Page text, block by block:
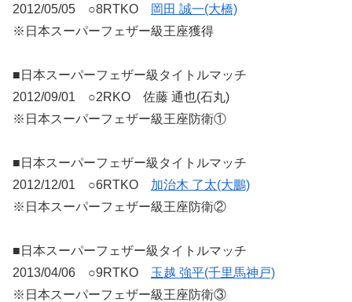
2012/05/05 ○8RTKO
岡田 誠一(大橋)
※日本スーパーフェザー級王座獲得
■日本スーパーフェザー級タイトルマッチ
2012/09/01 ○2RKO 佐藤 通也(石丸)
※日本スーパーフェザー級王座防衛①
■日本スーパーフェザー級タイトルマッチ
2012/12/01 ○6RTKO 加治木 了太(大鵬)
※日本スーパーフェザー級王座防衛②
■日本スーパーフェザー級タイトルマッチ
2013/04/06 ○9RTKO 玉越 強平(千里馬神戸)
※日本スーパーフェザー級王座防衛③